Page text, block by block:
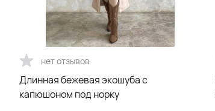
нет отзывов
Длинная бежевая экошуба с
капюшоном под норку